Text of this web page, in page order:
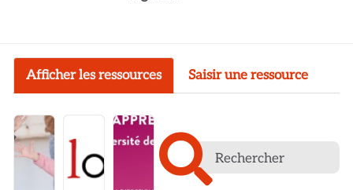
Afficher les ressources Saisir une ressource